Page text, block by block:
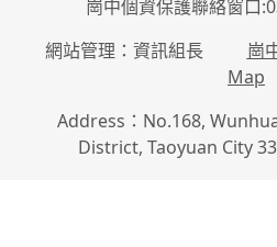
崗中個資保護聯絡窗口
網站管理：資訊組長 崗
Map
Address：No.168,
District, Taoyuan City